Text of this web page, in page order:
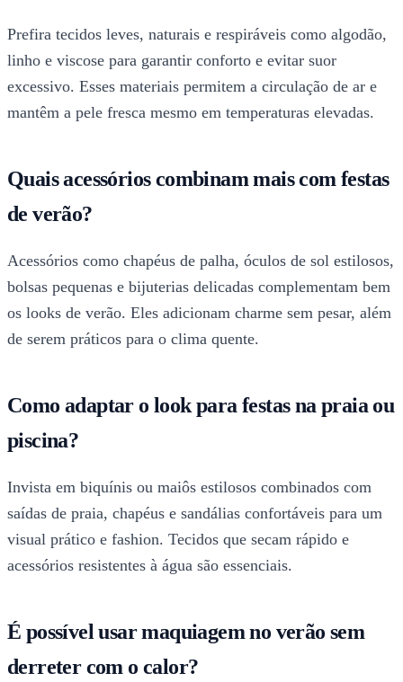
Prefira tecidos leves, naturais e respiráveis como algodão,
linho e viscose para garantir conforto e evitar suor
excessivo. Esses materiais permitem a circulação de ar e
mantêm a pele fresca mesmo em temperaturas elevadas.
Quais acessórios combinam mais com festas
de verão?
Acessórios como chapéus de palha, óculos de sol estilosos,
bolsas pequenas e bijuterias delicadas complementam bem
os looks de verão. Eles adicionam charme sem pesar, além
de serem práticos para o clima quente.
Como adaptar o look para festas na praia ou
piscina?
Invista em biquínis ou maiôs estilosos combinados com
saídas de praia, chapéus e sandálias confortáveis para um
visual prático e fashion. Tecidos que secam rápido e
acessórios resistentes à água são essenciais.
É possível usar maquiagem no verão sem
derreter com o calor?